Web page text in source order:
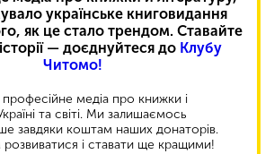
українське книговидання
як це стало трендом. Ставайте
— доєднуйтеся до Клубу
Читомо!
медіа про книжки і
та світі. Ми залишаємось
завдяки коштам наших донаторів.
і ставати ще кращими!